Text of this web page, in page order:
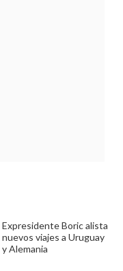
Expresidente Boric alista
nuevos viajes a Uruguay
y Alemania